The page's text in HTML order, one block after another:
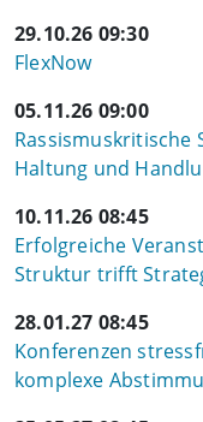
29.10.26 09:30
FlexNow
05.11.26 09:00
Rassismuskritische
Haltung und
10.11.26 08:45
Erfolgreiche
Struktur trifft
28.01.27 08:45
Konferenzen
komplexe